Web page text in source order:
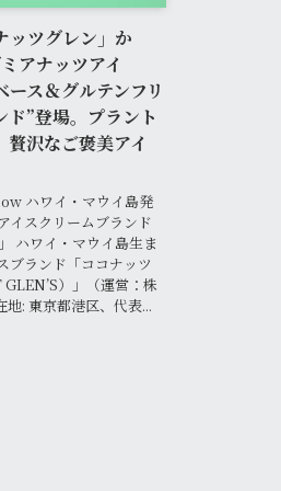
ッツグレン」か
アナッツアイ
ース＆グルテンフリ
ド”登場。プラント
沢なご褒美アイ
ハワイ・マウイ島発
イスクリームブランド
ハワイ・マウイ島生ま
ブランド「ココナッツ
）」（運営：株
: 東京都港区、代表...